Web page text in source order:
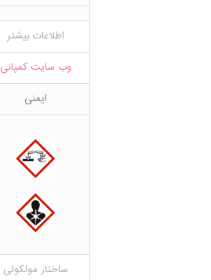
اطلاعات بیشتر
وب سایت کمپانی
ایمنی
ساختار مولکولی